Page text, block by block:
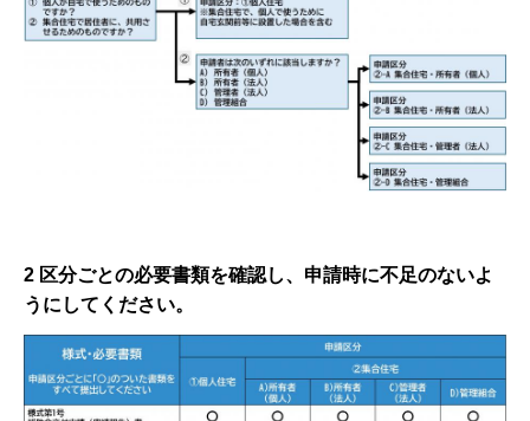
2 区分ごとの必要書類を確認し、申請時に不足のないよ
うにしてください。